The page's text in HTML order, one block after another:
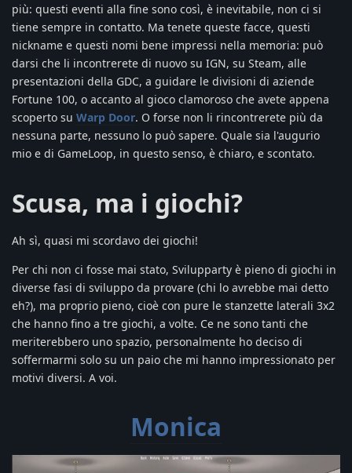
più: questi eventi alla fine sono così, è inevitabile, non ci si
tiene sempre in contatto. Ma tenete queste facce, questi
nickname e questi nomi bene impressi nella memoria: può
darsi che li incontrerete di nuovo su IGN, su Steam, alle
presentazioni della GDC, a guidare le divisioni di aziende
Fortune 100, o accanto al gioco clamoroso che avete appena
scoperto su Warp Door. O forse non li rincontrerete più da
nessuna parte, nessuno lo può sapere. Quale sia l'augurio
mio e di GameLoop, in questo senso, è chiaro, e scontato.
Scusa, ma i giochi?
Ah sì, quasi mi scordavo dei giochi!
Per chi non ci fosse mai stato, Svilupparty è pieno di giochi in
diverse fasi di sviluppo da provare (chi lo avrebbe mai detto
eh?), ma proprio pieno, cioè con pure le stanzette laterali 3x2
che hanno fino a tre giochi, a volte. Ce ne sono tanti che
meriterebbero uno spazio, personalmente ho deciso di
soffermarmi solo su un paio che mi hanno impressionato per
motivi diversi. A voi.
Monica